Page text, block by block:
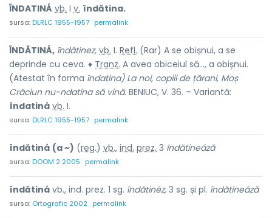
ÎNDATINÁ vb. I v. îndătina.
sursa:DLRLC 1955-1957 permalink
ÎNDĂTINÁ, îndătinez, vb. I. Refl. (Rar) A se obișnui, a se
deprinde cu ceva. ♦ Tranz. A avea obiceiul să..., a obișnui.
(Atestat în forma îndatina) La noi, copiii de țărani, Moș
Crăciun nu-ndatina să vină. BENIUC, V. 36. – Variantă:
îndatiná vb. I.
sursa:DLRLC 1955-1957 permalink
îndătiná (a ~) (reg.) vb., ind. prez. 3 îndătineáză
sursa:DOOM 2 2005 permalink
îndătiná vb., ind. prez. 1 sg. îndătinéz, 3 sg. și pl. îndătineáză
sursa: Ortografic 2002 permalink